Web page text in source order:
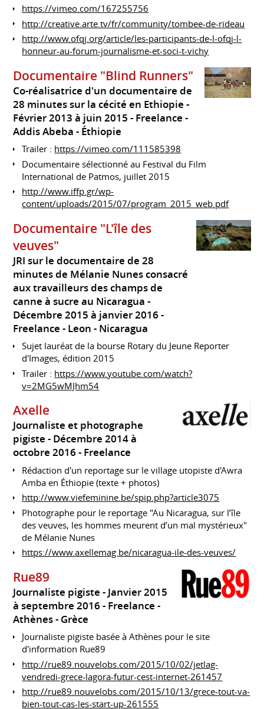
https://vimeo.com/167255756
http://creative.arte.tv/fr/community/tombee-de-rideau
http://www.ofqj.org/article/les-participants-de-l-ofqj-l-
honneur-au-forum-journalisme-et-soci-t-vichy
Documentaire "Blind Runners"
Co-réalisatrice d'un documentaire de
28 minutes sur la cécité en Ethiopie
Février 2013 à juin 2015 Freelance
Addis Abeba
Éthiopie
Trailer : https://vimeo.com/111585398
Documentaire sélectionné au Festival du Film
International de Patmos, juillet 2015
http://www.iffp.gr/wp-
content/uploads/2015/07/program_2015_web.pdf
Documentaire "L'île des
veuves"
JRI sur le documentaire de 28
minutes de Mélanie Nunes consacré
aux travailleurs des champs de
canne à sucre au Nicaragua
Décembre 2015 à janvier 2016
Freelance
Leon Nicaragua
Sujet lauréat de la bourse Rotary du Jeune Reporter
d'Images, édition 2015
Trailer : https://www.youtube.com/watch?
v=2MG5wMJhm54
Axelle
Journaliste et photographe
pigiste
Décembre 2014 à
octobre 2016 Freelance
Rédaction d'un reportage sur le village utopiste d'Awra
Amba en Éthiopie (texte + photos)
http://www.viefeminine.be/spip.php?article3075
Photographe pour le reportage "Au Nicaragua, sur l’île
des veuves, les hommes meurent d’un mal mystérieux"
de Mélanie Nunes
https://www.axellemag.be/nicaragua-ile-des-veuves/
Rue89
Journaliste pigiste
Janvier 2015
à septembre 2016 Freelance
Athènes
Grèce
Journaliste pigiste basée à Athènes pour le site
d'information Rue89
http://rue89.nouvelobs.com/2015/10/02/jetlag-
vendredi-grece-lagora-futur-cest-internet-261457
http://rue89.nouvelobs.com/2015/10/13/grece-tout-va-
bien-tout-cas-les-start-up-261555